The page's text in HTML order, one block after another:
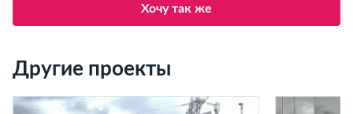
Хочу так же
Другие проекты